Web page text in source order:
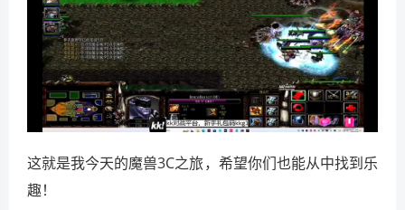
这就是我今天的魔兽3C之旅，希望你们也能从中找到乐
趣！